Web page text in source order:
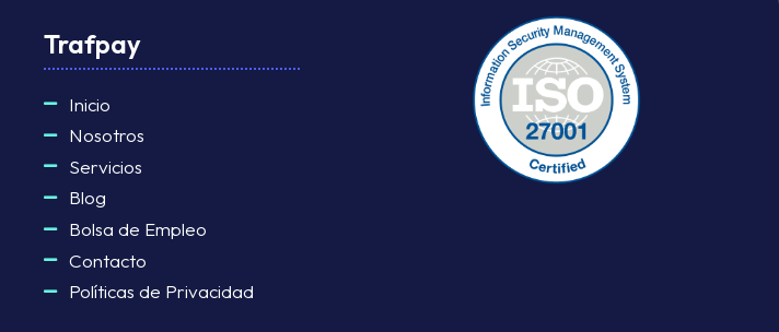
Trafpay
Inicio
Nosotros
Servicios
Blog
Bolsa de Empleo
Contacto
Políticas de Privacidad